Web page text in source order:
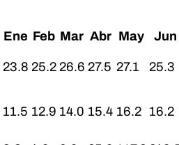
Ene Feb Mar Abr May
Jun
23.8 25.2 26.6 27.5 27.1 25.3
11.5 12.9 14.0 15.4 16.2 16.2